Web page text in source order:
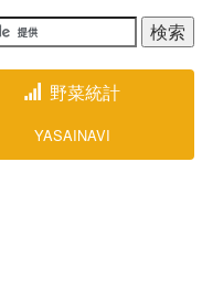
野菜統計
YASAINAVI